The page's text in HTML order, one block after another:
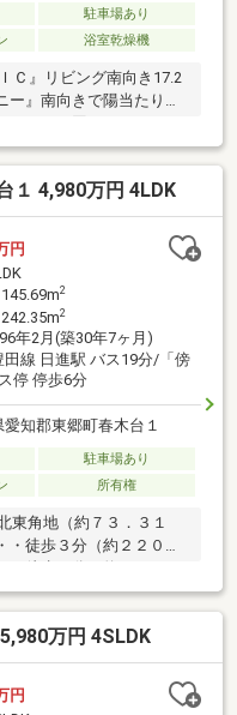
駐車場あり
浴室乾燥機
』リビング南向き17.2
』南向きで陽当たり良
ースに困りません！
ペースに余裕をもって駐
納付き、ウォークインク
ゼットもあるため収納ス
納に活用できる納戸付
ば物件引き渡し後、ご入
い！
１ 4,980万円 4LDK
円
2
2
年2月(築30年7ヶ月)
田線 日進駅 バス19分/「傍
停 停歩6分
愛知郡東郷町春木台１
駐車場あり
所有権
角地（約７３．３１
・徒歩３分（約２２０
２分（約９１０ｍ）・ツ
約９１０ｍ）・タチヤ東
）◆「スタッフなし」で
ージ内「無人内見予約
kodate/detail/
万円 4SLDK
円